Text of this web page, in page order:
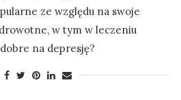
ze względu na swoje
w tym w leczeniu
na depresję?